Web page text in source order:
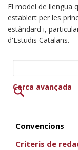
El model de llengua
establert per les
estàndard i,
d'Estudis Catalans.
Cerca avançada
Convencions
Criteris de